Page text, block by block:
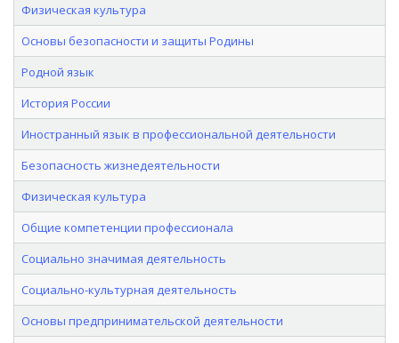
Физическая культура
Основы безопасности и защиты Родины
Родной язык
История России
Иностранный язык в профессиональной деятельности
Безопасность жизнедеятельности
Физическая культура
Общие компетенции профессионала
Социально значимая деятельность
Социально-культурная деятельность
Основы предпринимательской деятельности